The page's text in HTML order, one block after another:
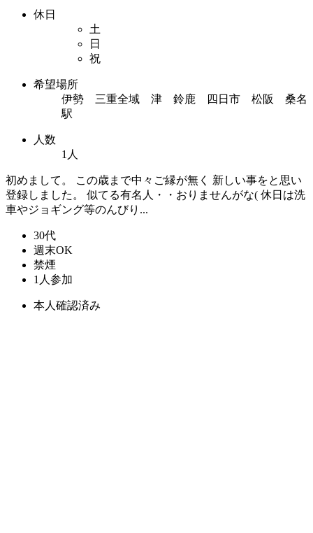
休日
土
日
祝
希望場所
伊勢 三重全域 津 鈴鹿 四日市 松阪 桑名
駅
人数
1人
初めまして。 この歳まで中々ご縁が無く 新しい事をと思い
登録しました。 似てる有名人・・おりませんがな( 休日は洗
車やジョギング等のんびり...
30代
週末OK
禁煙
1人参加
本人確認済み